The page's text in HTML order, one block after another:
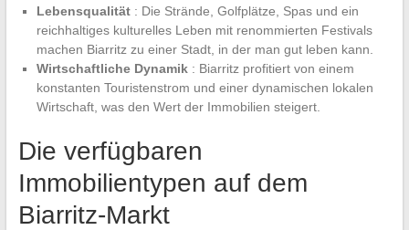
Lebensqualität : Die Strände, Golfplätze, Spas und ein
reichhaltiges kulturelles Leben mit renommierten Festivals
machen Biarritz zu einer Stadt, in der man gut leben kann.
Wirtschaftliche Dynamik : Biarritz profitiert von einem
konstanten Touristenstrom und einer dynamischen lokalen
Wirtschaft, was den Wert der Immobilien steigert.
Die verfügbaren
Immobilientypen auf dem
Biarritz-Markt